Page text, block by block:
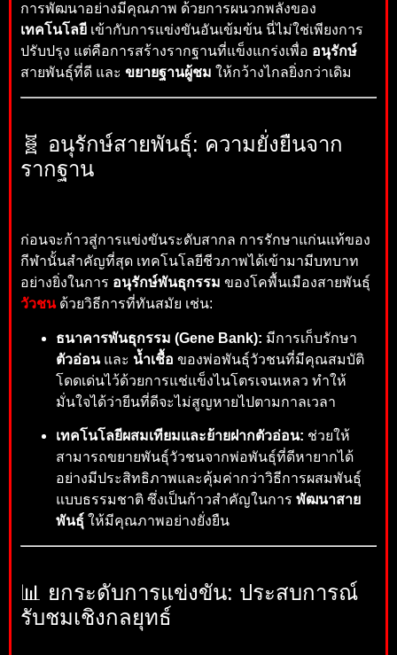
การพัฒนาอย่างมีคุณภาพ ด้วยการผนวกพลังของ
เทคโนโลยี เข้ากับการแข่งขันอันเข้มข้น นี่ไม่ใช่เพียงการ
ปรับปรุง แต่คือการสร้างรากฐานที่แข็งแกร่งเพื่อ อนุรักษ์
สายพันธุ์ที่ดี และ ขยายฐานผู้ชม ให้กว้างไกลยิ่งกว่าเดิม
🧬 อนุรักษ์สายพันธุ์: ความยั่งยืนจาก
รากฐาน
ก่อนจะก้าวสู่การแข่งขันระดับสากล การรักษาแก่นแท้ของ
กีฬานั้นสำคัญที่สุด เทคโนโลยีชีวภาพได้เข้ามามีบทบาท
อย่างยิ่งในการ อนุรักษ์พันธุกรรม ของโคพื้นเมืองสายพันธุ์
วัวชนด้วยวิธีการที่ทันสมัย เช่น:
ธนาคารพันธุกรรม (Gene Bank): มีการเก็บรักษา
ตัวอ่อนและ น้ำเชื้อ ของพ่อพันธุ์วัวชนที่มีคุณสมบัติ
โดดเด่นไว้ด้วยการแช่แข็งไนโตรเจนเหลว ทำให้
มั่นใจได้ว่ายีนที่ดีจะไม่สูญหายไปตามกาลเวลา
เทคโนโลยีผสมเทียมและย้ายฝากตัวอ่อน: ช่วยให้
สามารถขยายพันธุ์วัวชนจากพ่อพันธุ์ที่ดีหายากได้
อย่างมีประสิทธิภาพและคุ้มค่ากว่าวิธีการผสมพันธุ์
แบบธรรมชาติ ซึ่งเป็นก้าวสำคัญในการ พัฒนาสาย
พันธุ์ ให้มีคุณภาพอย่างยั่งยืน
📊 ยกระดับการแข่งขัน: ประสบการณ์
รับชมเชิงกลยุทธ์